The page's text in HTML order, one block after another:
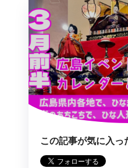
この記事が気に入っ